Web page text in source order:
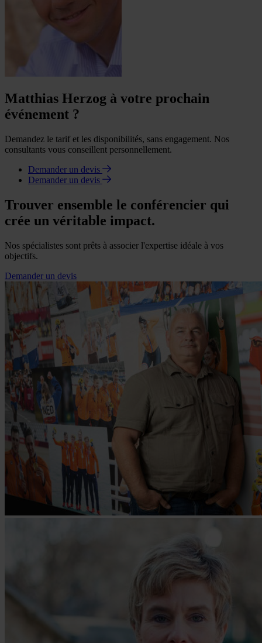
Matthias Herzog à votre prochain
événement ?
Demandez le tarif et les disponibilités, sans engagement. Nos
consultants vous conseillent personnellement.
Demander un devis
Demander un devis
Trouver ensemble le conférencier qui
crée un véritable impact.
Nos spécialistes sont prêts à associer l'expertise idéale à vos
objectifs.
Demander un devis